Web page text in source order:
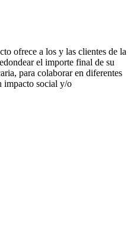
ofrece a los y las clientes de la
el importe final de su
para colaborar en diferentes
impacto social y/o